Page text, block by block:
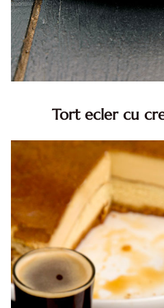
Tort ecler cu
Reteta tort ecler. Tort ecler